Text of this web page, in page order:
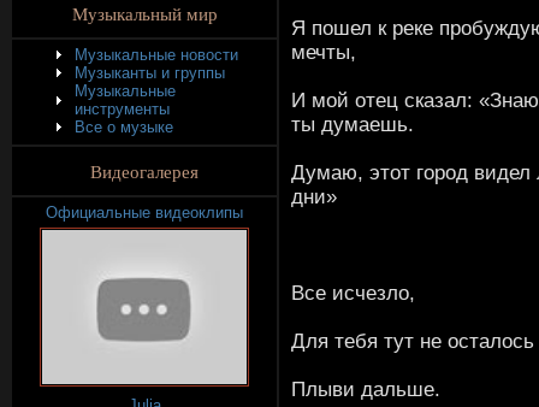
Музыкальный мир
Музыкальные новости
Музыканты и группы
Музыкальные
инструменты
Все о музыке
Видеогалерея
Официальные видеоклипы
Я пошел к реке
мечты,
И мой отец сказал:
ты думаешь.
Думаю, этот город
дни»
Все исчезло,
Для тебя тут не осталось
Плыви дальше.